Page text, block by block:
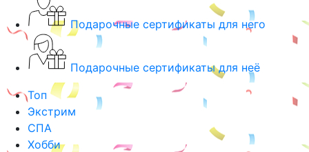
Подарочные сертификаты для него
Подарочные сертификаты для неё
Топ
Экстрим
СПА
Хобби